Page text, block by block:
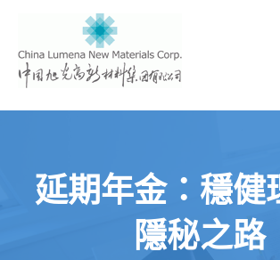
content
China Lumena New
延期年金：穩健
隱秘之路